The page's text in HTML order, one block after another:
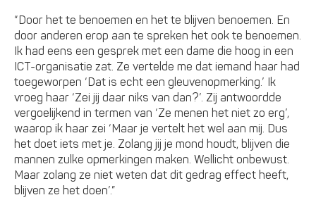
“Door het te benoemen en het te blijven benoemen. En
door anderen erop aan te spreken het ook te benoemen.
Ik had eens een gesprek met een dame die hoog in een
ICT-organisatie zat. Ze vertelde me dat iemand haar had
toegeworpen ‘Dat is echt een gleuvenopmerking.’ Ik
vroeg haar ‘Zei jij daar niks van dan?’. Zij antwoordde
vergoelijkend in termen van ‘Ze menen het niet zo erg’,
waarop ik haar zei ‘Maar je vertelt het wel aan mij. Dus
het doet iets met je. Zolang jij je mond houdt, blijven die
mannen zulke opmerkingen maken. Wellicht onbewust.
Maar zolang ze niet weten dat dit gedrag effect heeft,
blijven ze het doen’.”